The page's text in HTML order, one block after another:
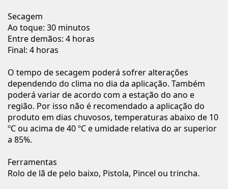
Secagem
Ao toque: 30 minutos
Entre demãos: 4 horas
Final: 4 horas
O tempo de secagem poderá sofrer alterações
dependendo do clima no dia da aplicação. Também
poderá variar de acordo com a estação do ano e
região. Por isso não é recomendado a aplicação do
produto em dias chuvosos, temperaturas abaixo de 10
ºC ou acima de 40 ºC e umidade relativa do ar superior
a 85%.
Ferramentas
Rolo de lã de pelo baixo, Pistola, Pincel ou trincha.